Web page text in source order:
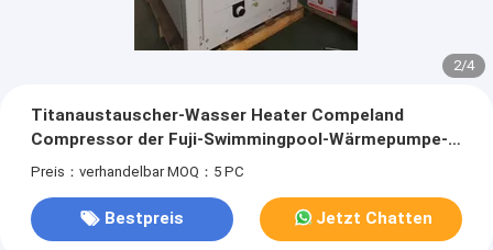
2/4
Titanaustauscher-Wasser Heater Compeland
Compressor der Fuji-Swimmingpool-Wärmepumpe-
100kw
Preis：verhandelbar MOQ：5 PC
Bestpreis Jetzt Chatten